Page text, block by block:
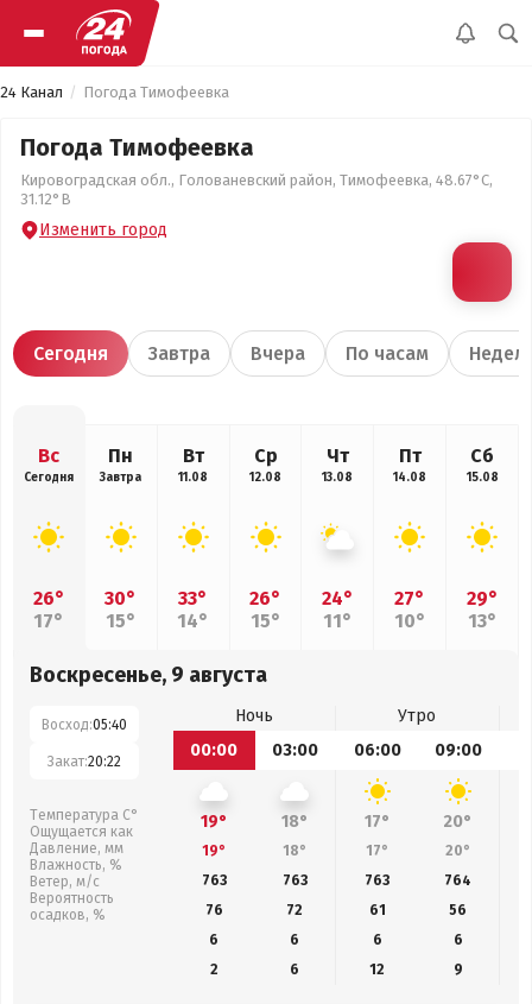
24 Канал Погода Тимофеевка
Погода Тимофеевка
Кировоградская обл., Голованевский район, Тимофеевка, 48.67°С,
31.12°В
Изменить город
Сегодня Завтра Вчера По часам
Вс
Сегодня
26°
17°
Пн
Завтра
30°
15°
Вт
11.08
33°
14°
Ср
12.08
26°
15°
Чт
13.08
24°
11°
Пт
14.08
27°
10°
Сб
15.08
29°
13°
Воскресенье, 9 августа
Восход:05:40
Закат:20:22
Температура С°
Ощущается как
Давление, мм
Влажность, %
Ветер, м/с
Вероятность
осадков, %
Ночь
Утро
00:00
03:00 06:00 09:00
19° 18° 17° 20°
19° 18° 17° 20°
763
763 763 764
76
72 61 56
6
6 6
6
2
6 12 9